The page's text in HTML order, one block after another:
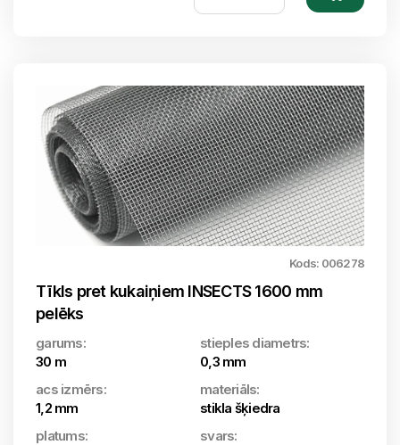
Kods: 006278
Tīkls pret kukaiņiem INSECTS 1600 mm
pelēks
garums:
30 m
stieples diametrs:
0,3 mm
acs izmērs:
1,2 mm
materiāls:
stikla šķiedra
platums:
svars: